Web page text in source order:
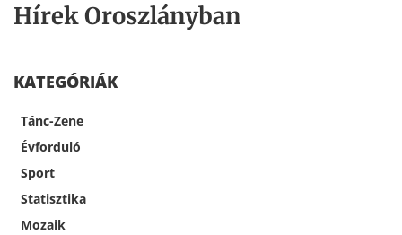
Hírek Oroszlányban
KATEGÓRIÁK
Tánc-Zene
Évforduló
Sport
Statisztika
Mozaik